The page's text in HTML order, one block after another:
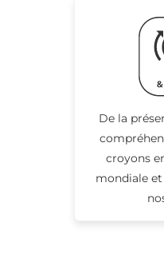
De la
croyons
mondiale